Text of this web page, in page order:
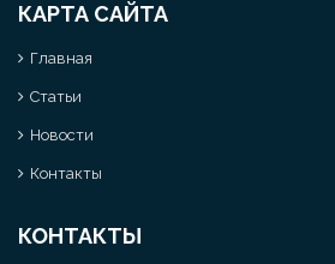
КАРТА САЙТА
Главная
Статьи
Новости
Контакты
КОНТАКТЫ